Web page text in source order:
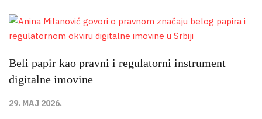
Beli papir kao pravni i regulatorni instrument
digitalne imovine
29. MAJ 2026.